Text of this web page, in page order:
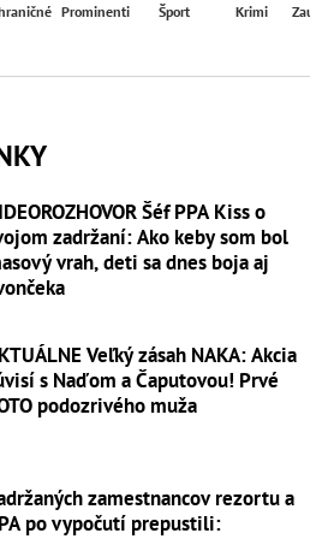
Prominenti Šport Krimi
Šéf PPA Kiss o
zadržaní: Ako keby som bol
vrah, deti sa dnes boja aj
Veľký zásah NAKA: Akcia
s Naďom a Čaputovou! Prvé
podozrivého muža
zamestnancov rezortu a
po vypočutí prepustili: